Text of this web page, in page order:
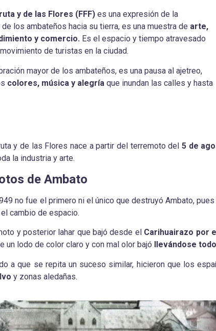
y de las Flores (FFF) es una expresión de la
los ambateños hacia su tierra, es una muestra de arte,
y comercio. Es el espacio y tiempo atravesado
de turistas en la ciudad.
mayor de los ambateños, es una pausa al ajetreo,
colores, música y alegría que inundan las calles y hasta
y de las Flores nace a partir del terremoto del 5 de
la industria y arte.
de Ambato
no fue el primero ni el único que destruyó Ambato,
cambio de espacio.
y posterior lahar que bajó desde el Carihuairazo por
un lodo de color claro y con mal olor bajó
llevándose
a que se repita un suceso similar, hicieron que los
y zonas aledañas.